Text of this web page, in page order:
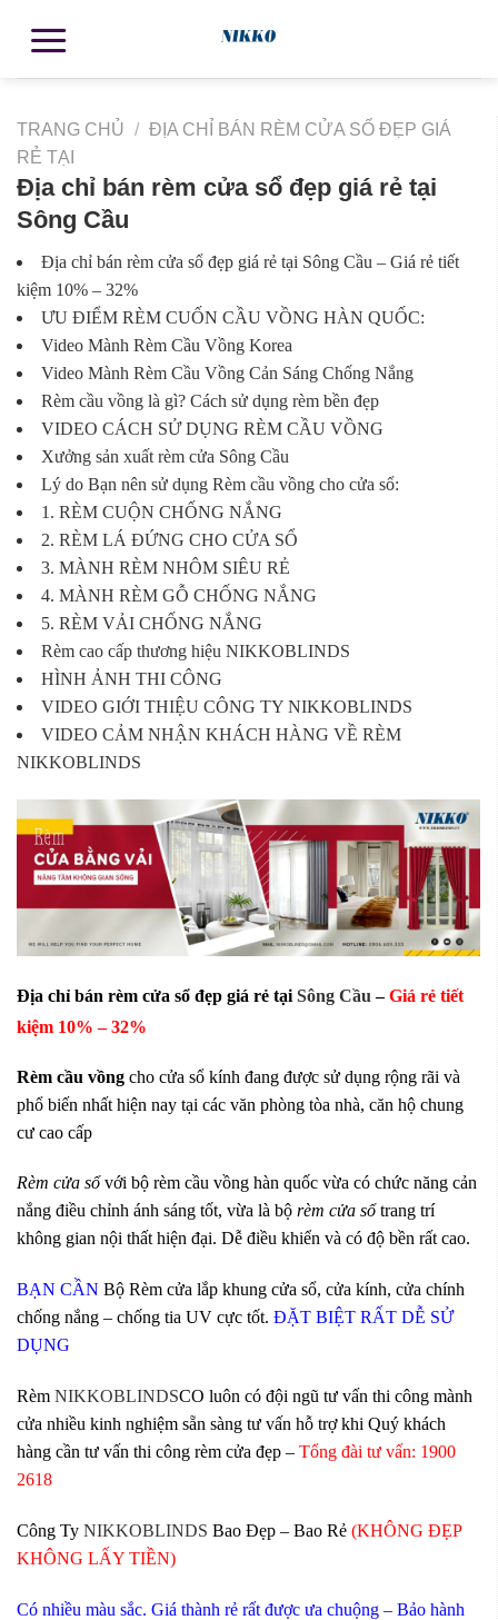
TRANG CHỦ / ĐỊA CHỈ BÁN RÈM CỬA SỔ ĐẸP GIÁ
RẺ TẠI
Địa chỉ bán rèm cửa sổ đẹp giá rẻ tại
Sông Cầu
Địa chỉ bán rèm cửa sổ đẹp giá rẻ tại Sông Cầu – Giá rẻ tiết
kiệm 10% – 32%
ƯU ĐIỂM RÈM CUỐN CẦU VỒNG HÀN QUỐC:
Video Mành Rèm Cầu Vồng Korea
Video Mành Rèm Cầu Vồng Cản Sáng Chống Nắng
Rèm cầu vồng là gì? Cách sử dụng rèm bền đẹp
VIDEO CÁCH SỬ DỤNG RÈM CẦU VỒNG
Xưởng sản xuất rèm cửa Sông Cầu
Lý do Bạn nên sử dụng Rèm cầu vồng cho cửa sổ:
1. RÈM CUỘN CHỐNG NẮNG
2. RÈM LÁ ĐỨNG CHO CỬA SỔ
3. MÀNH RÈM NHÔM SIÊU RẺ
4. MÀNH RÈM GỖ CHỐNG NẮNG
5. RÈM VẢI CHỐNG NẮNG
Rèm cao cấp thương hiệu NIKKOBLINDS
HÌNH ẢNH THI CÔNG
VIDEO GIỚI THIỆU CÔNG TY NIKKOBLINDS
VIDEO CẢM NHẬN KHÁCH HÀNG VỀ RÈM
NIKKOBLINDS
Địa chỉ bán rèm cửa sổ đẹp giá rẻ tại Sông Cầu –Giá rẻ tiết
kiệm 10% – 32%
Rèm cầu vồng cho cửa sổ kính đang được sử dụng rộng rãi và
phổ biến nhất hiện nay tại các văn phòng tòa nhà, căn hộ chung
cư cao cấp
Rèm cửa sổvới bộ rèm cầu vồng hàn quốc vừa có chức năng cản
nắng điều chỉnh ánh sáng tốt, vừa là bộ rèm cửa sổtrang trí
không gian nội thất hiện đại. Dễ điều khiển và có độ bền rất cao.
BẠN CẦN Bộ Rèm cửa lắp khung cửa sổ, cửa kính, cửa chính
chống nắng – chống tia UV cực tốt. ĐẶT BIỆT RẤT DỄ SỬ
DỤNG
Rèm NIKKOBLINDSCO luôn có đội ngũ tư vấn thi công mành
cửa nhiều kinh nghiệm sẵn sàng tư vấn hỗ trợ khi Quý khách
hàng cần tư vấn thi công rèm cửa đẹp – Tổng đài tư vấn: 1900
2618
Công Ty NIKKOBLINDS Bao Đẹp – Bao Rẻ (KHÔNG ĐẸP
KHÔNG LẤY TIỀN)
Có nhiều màu sắc. Giá thành rẻ rất được ưa chuộng – Bảo hành